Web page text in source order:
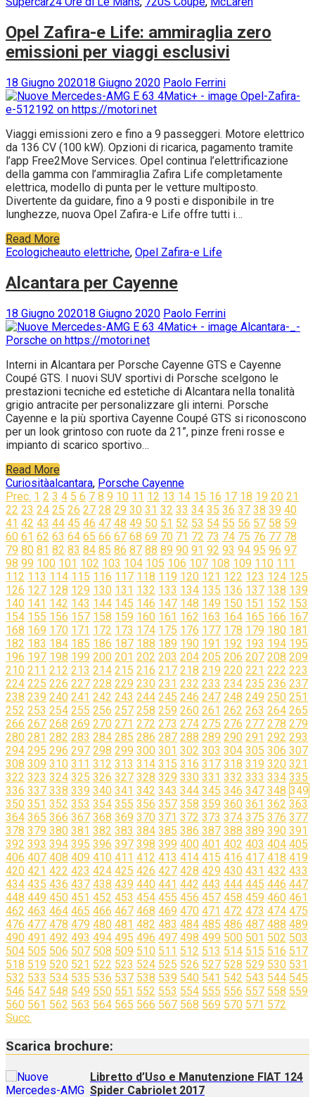
Opel Zafira-e Life: ammiraglia zero
emissioni per viaggi esclusivi
18 Giugno 202018 Giugno 2020 Paolo Ferrini
Viaggi emissioni zero e fino a 9 passeggeri. Motore elettrico
da 136 CV (100 kW). Opzioni di ricarica, pagamento tramite
l’app Free2Move Services. Opel continua l’elettrificazione
della gamma con l’ammiraglia Zafira Life completamente
elettrica, modello di punta per le vetture multiposto.
Divertente da guidare, fino a 9 posti e disponibile in tre
lunghezze, nuova Opel Zafira-e Life offre tutti i…
Read More
Ecologicheauto elettriche, Opel Zafira-e Life
Alcantara per Cayenne
18 Giugno 202018 Giugno 2020 Paolo Ferrini
Interni in Alcantara per Porsche Cayenne GTS e Cayenne
Coupé GTS. I nuovi SUV sportivi di Porsche scelgono le
prestazioni tecniche ed estetiche di Alcantara nella tonalità
grigio antracite per personalizzare gli interni. Porsche
Cayenne e la più sportiva Cayenne Coupé GTS si riconoscono
per un look grintoso con ruote da 21”, pinze freni rosse e
impianto di scarico sportivo…
Read More
Curiositàalcantara, Porsche Cayenne
Navigazione
articoli
Prec. 1 2 3 4 5 6 7 8 9 10 11 12 13 14 15 16 17 18 19 20 21
22 23 24 25 26 27 28 29 30 31 32 33 34 35 36 37 38 39 40
41 42 43 44 45 46 47 48 49 50 51 52 53 54 55 56 57 58 59
60 61 62 63 64 65 66 67 68 69 70 71 72 73 74 75 76 77 78
79 80 81 82 83 84 85 86 87 88 89 90 91 92 93 94 95 96 97
98 99 100 101 102 103 104 105 106 107 108 109 110 111
112 113 114 115 116 117 118 119 120 121 122 123 124 125
126 127 128 129 130 131 132 133 134 135 136 137 138 139
140 141 142 143 144 145 146 147 148 149 150 151 152 153
154 155 156 157 158 159 160 161 162 163 164 165 166 167
168 169 170 171 172 173 174 175 176 177 178 179 180 181
182 183 184 185 186 187 188 189 190 191 192 193 194 195
196 197 198 199 200 201 202 203 204 205 206 207 208 209
210 211 212 213 214 215 216 217 218 219 220 221 222 223
224 225 226 227 228 229 230 231 232 233 234 235 236 237
238 239 240 241 242 243 244 245 246 247 248 249 250 251
252 253 254 255 256 257 258 259 260 261 262 263 264 265
266 267 268 269 270 271 272 273 274 275 276 277 278 279
280 281 282 283 284 285 286 287 288 289 290 291 292 293
294 295 296 297 298 299 300 301 302 303 304 305 306 307
308 309 310 311 312 313 314 315 316 317 318 319 320 321
322 323 324 325 326 327 328 329 330 331 332 333 334 335
336 337 338 339 340 341 342 343 344 345 346 347 348 349
350 351 352 353 354 355 356 357 358 359 360 361 362 363
364 365 366 367 368 369 370 371 372 373 374 375 376 377
378 379 380 381 382 383 384 385 386 387 388 389 390 391
392 393 394 395 396 397 398 399 400 401 402 403 404 405
406 407 408 409 410 411 412 413 414 415 416 417 418 419
420 421 422 423 424 425 426 427 428 429 430 431 432 433
434 435 436 437 438 439 440 441 442 443 444 445 446 447
448 449 450 451 452 453 454 455 456 457 458 459 460 461
462 463 464 465 466 467 468 469 470 471 472 473 474 475
476 477 478 479 480 481 482 483 484 485 486 487 488 489
490 491 492 493 494 495 496 497 498 499 500 501 502 503
504 505 506 507 508 509 510 511 512 513 514 515 516 517
518 519 520 521 522 523 524 525 526 527 528 529 530 531
532 533 534 535 536 537 538 539 540 541 542 543 544 545
546 547 548 549 550 551 552 553 554 555 556 557 558 559
560 561 562 563 564 565 566 567 568 569 570 571 572
Succ.
Scarica brochure:
Libretto d’Uso e Manutenzione FIAT 124
Spider Cabriolet 2017